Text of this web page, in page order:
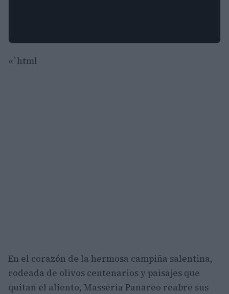
«`html
En el corazón de la hermosa campiña salentina,
rodeada de olivos centenarios y paisajes que
quitan el aliento, Masseria Panareo reabre sus